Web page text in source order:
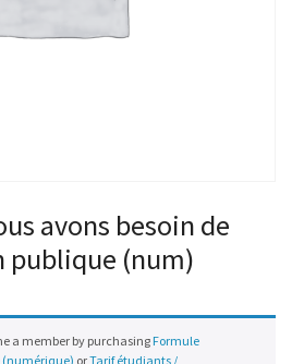
avons besoin de
(num)
a member by purchasing Formule
(numérique) orTarif étudiants /